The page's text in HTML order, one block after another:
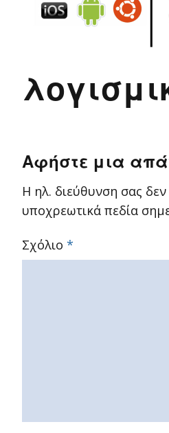
Αφήστε μια
Η ηλ. διεύθυνση σας δεν
υποχρεωτικά πεδία
Σχόλιο *